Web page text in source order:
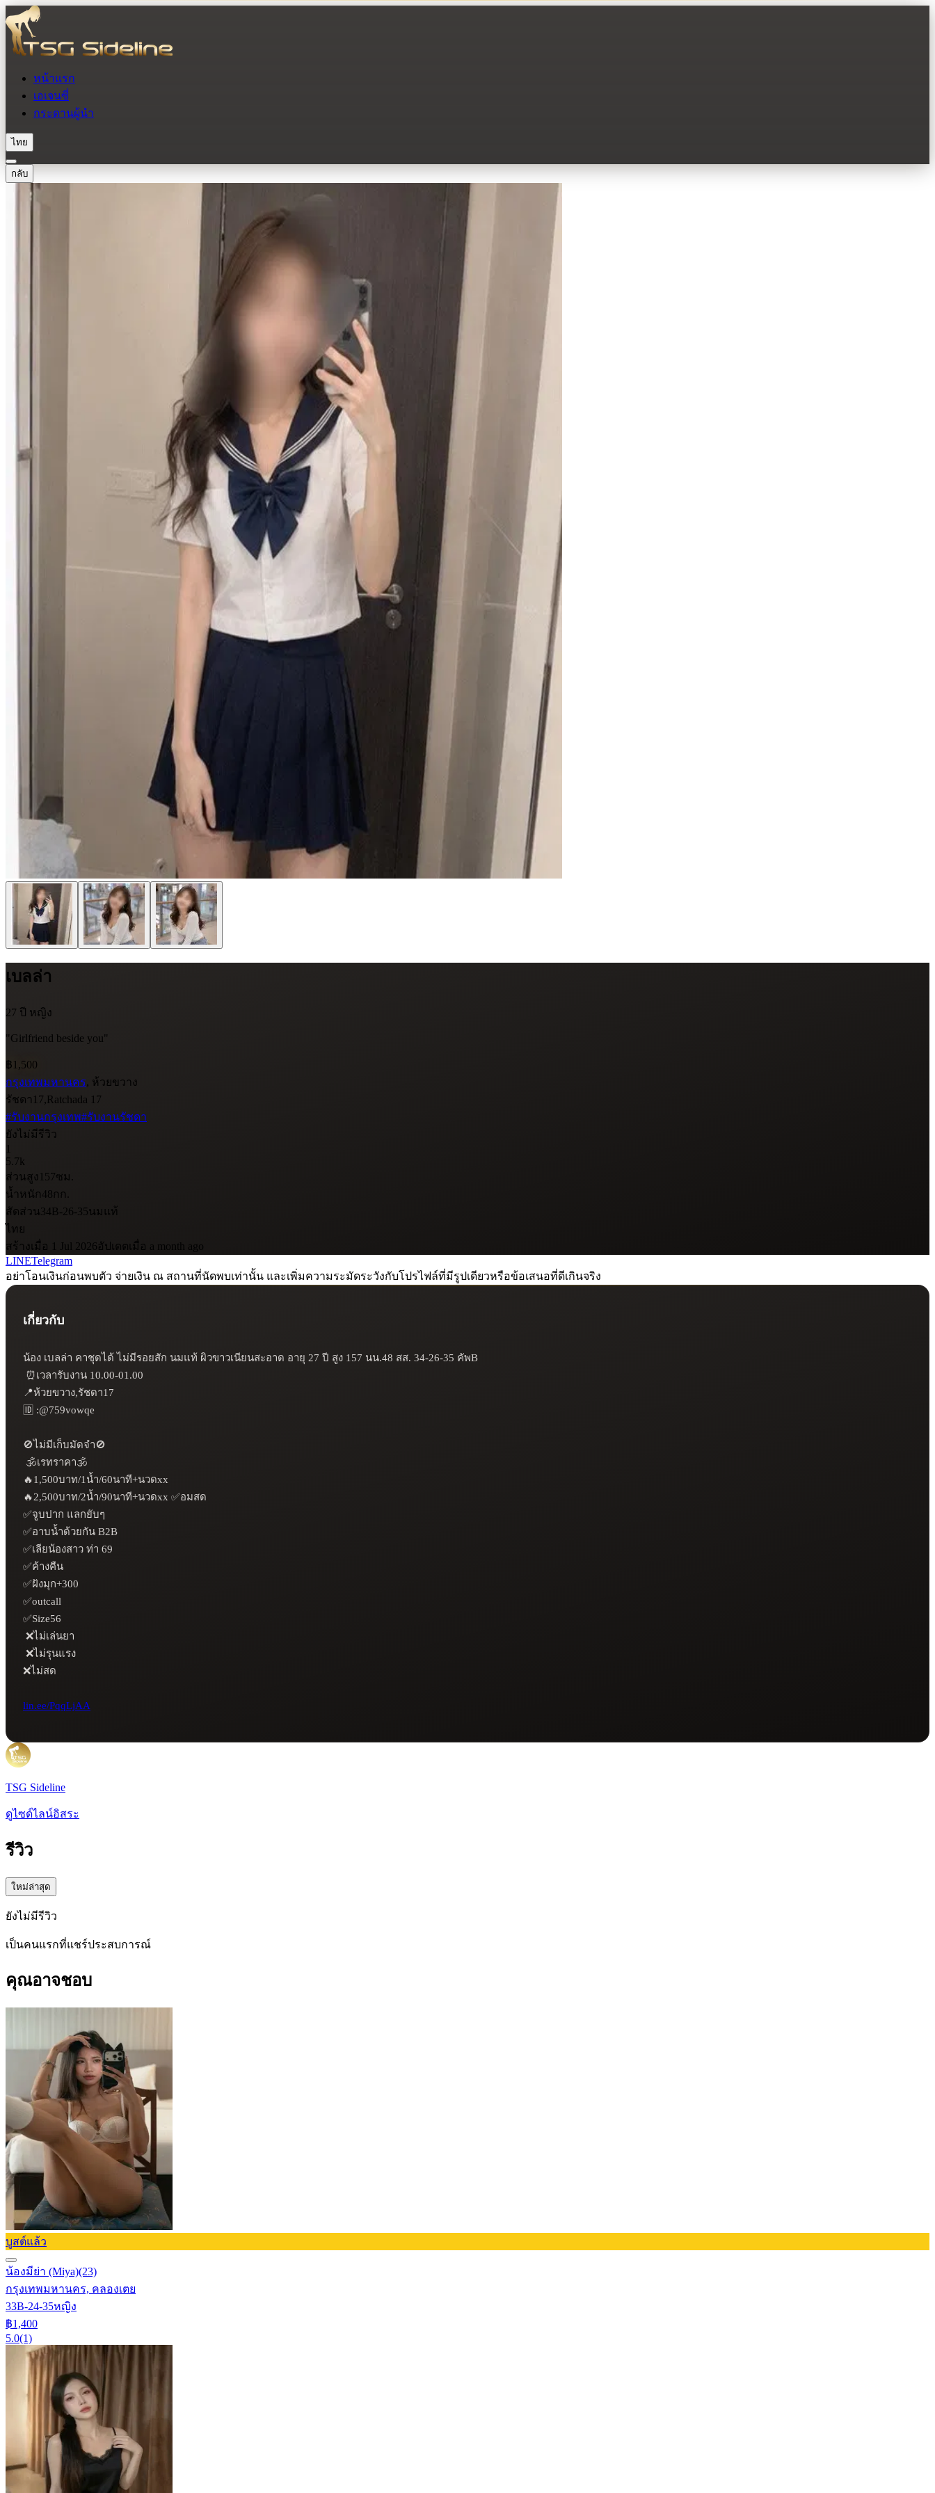
หน้าแรก
เอเจนซี่
กระดานผู้นำ
ไทย
กลับ
เบลล่า
27 ปี หญิง
"Girlfriend beside you"
฿1,500
กรุงเทพมหานคร, ห้วยขวาง
รัชดา17,Ratchada 17
#รับงานกรุงเทพ#รับงานรัชดา
ยังไม่มีรีวิว
1
5.7k
ส่วนสูง 157ซม.
น้ำหนัก48กก.
สัดส่วน 34B-26-35นมแท้
ไทย
สร้างเมื่อ 1 Jul 2026อัปเดตเมื่อ a month ago
LINETelegram
อย่าโอนเงินก่อนพบตัว จ่ายเงิน ณ สถานที่นัดพบเท่านั้น และเพิ่มความระมัดระวังกับโปรไฟล์ที่มีรูปเดียวหรือข้อเสนอที่ดีเกินจริง
เกี่ยวกับ
น้อง เบลล่า คาชุดได้ ไม่มีรอยสัก นมแท้ ผิวขาวเนียนสะอาด อายุ 27 ปี สูง 157 นน.48 สส. 34-26-35 คัพB
📍ห้วยขวาง,รัชดา17
🆔 :@759vowqe
🚫ไม่มีเก็บมัดจำ🚫
🔥1,500บาท/1น้ำ/60นาที+นวดxx
🔥2,500บาท/2น้ำ/90นาที+นวดxx ✅อมสด
✅จูบปาก แลกยับๆ
✅อาบน้ำด้วยกัน B2B
✅เลียน้องสาว ท่า 69
✅ค้างคืน
✅ฝังมุก+300
✅outcall
✅Size56
❌ไม่สด
lin.ee/PqqLjAA
TSG Sideline
ดูไซด์ไลน์อิสระ
รีวิว
ใหม่ล่าสุด
ยังไม่มีรีวิว
เป็นคนแรกที่แชร์ประสบการณ์
คุณอาจชอบ
บูสต์แล้ว
น้องมีย่า (Miya)(23)
กรุงเทพมหานคร, คลองเตย
33B-24-35หญิง
฿1,400
5.0(1)